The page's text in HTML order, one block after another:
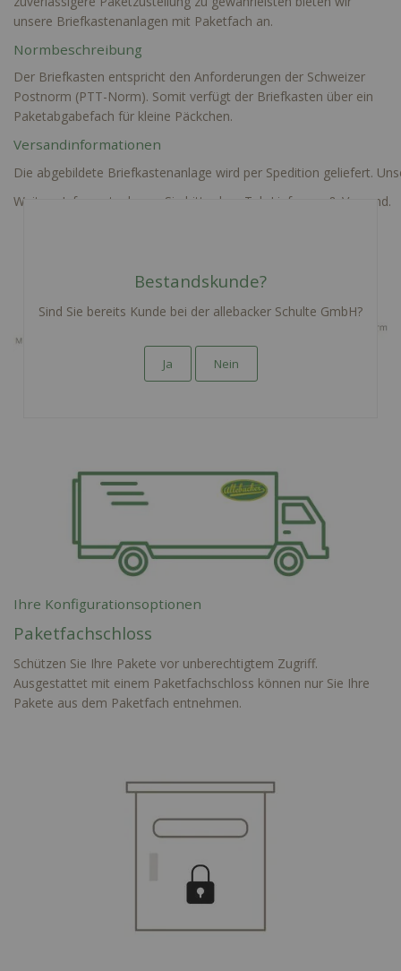
unsere Briefkastenanlagen mit Paketfach an.
Normbeschreibung
Der Briefkasten entspricht den Anforderungen der Schweizer
Postnorm (PTT-Norm). Somit verfügt der Briefkasten über ein
Paketabgabefach für kleine Päckchen.
Versandinformationen
Die abgebildete Briefkastenanlage wird per Spedition geliefert.
Weitere Infos entnehmen Sie bitte dem Tab Lieferung & Versand.
Ihre Konfigurationsoptionen
Paketfachschloss
Schützen Sie Ihre Pakete vor unberechtigtem Zugriff.
Ausgestattet mit einem Paketfachschloss können nur Sie Ihre
Pakete aus dem Paketfach entnehmen.
Bestandskunde?
Sind Sie bereits Kunde bei der allebacker Schulte GmbH?
Ja Nein